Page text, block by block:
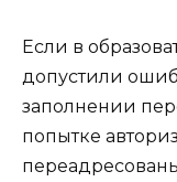
Если в
допустили
заполнении
попытке